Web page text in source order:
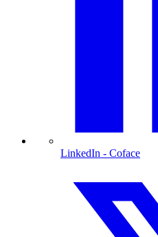
LinkedIn - Coface